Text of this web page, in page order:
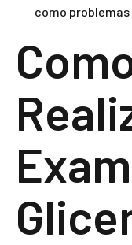
como problemas